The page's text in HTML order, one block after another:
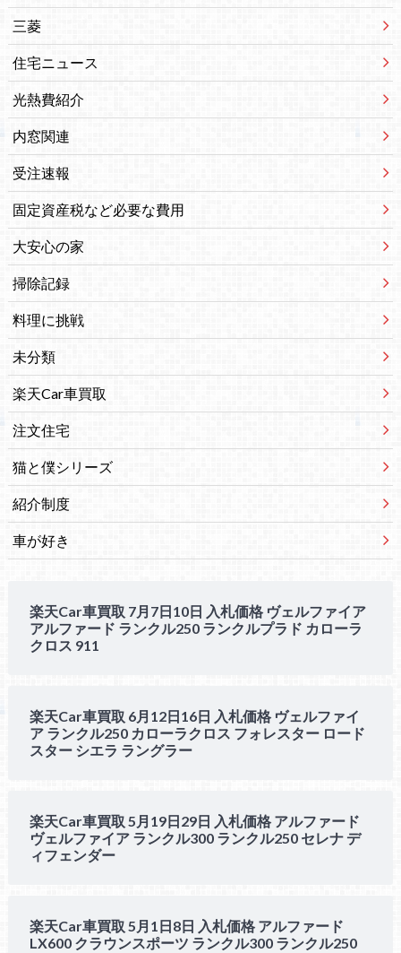
三菱
住宅ニュース
光熱費紹介
内窓関連
受注速報
固定資産税など必要な費用
大安心の家
掃除記録
料理に挑戦
未分類
楽天Car車買取
注文住宅
猫と僕シリーズ
紹介制度
車が好き
楽天Car車買取 7月7日10日 入札価格 ヴェルファイア
アルファード ランクル250 ランクルプラド カローラ
クロス 911
楽天Car車買取 6月12日16日 入札価格 ヴェルファイ
ア ランクル250 カローラクロス フォレスター ロード
スター シエラ ラングラー
楽天Car車買取 5月19日29日 入札価格 アルファード
ヴェルファイア ランクル300 ランクル250 セレナ デ
ィフェンダー
楽天Car車買取 5月1日8日 入札価格 アルファード
LX600 クラウンスポーツ ランクル300 ランクル250